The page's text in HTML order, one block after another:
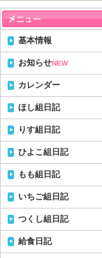
基本情報
お知らせNEW
カレンダー
ほし組日記
りす組日記
ひよこ組日記
もも組日記
いちご組日記
つくし組日記
給食日記